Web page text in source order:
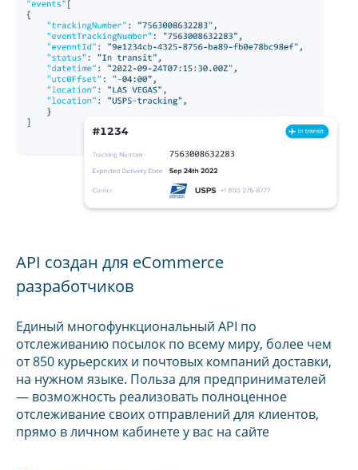
API создан для eCommerce
разработчиков
Единый многофункциональный API по
отслеживанию посылок по всему миру, более чем
от 850 курьерских и почтовых компаний доставки,
на нужном языке. Польза для предпринимателей
— возможность реализовать полноценное
отслеживание своих отправлений для клиентов,
прямо в личном кабинете у вас на сайте